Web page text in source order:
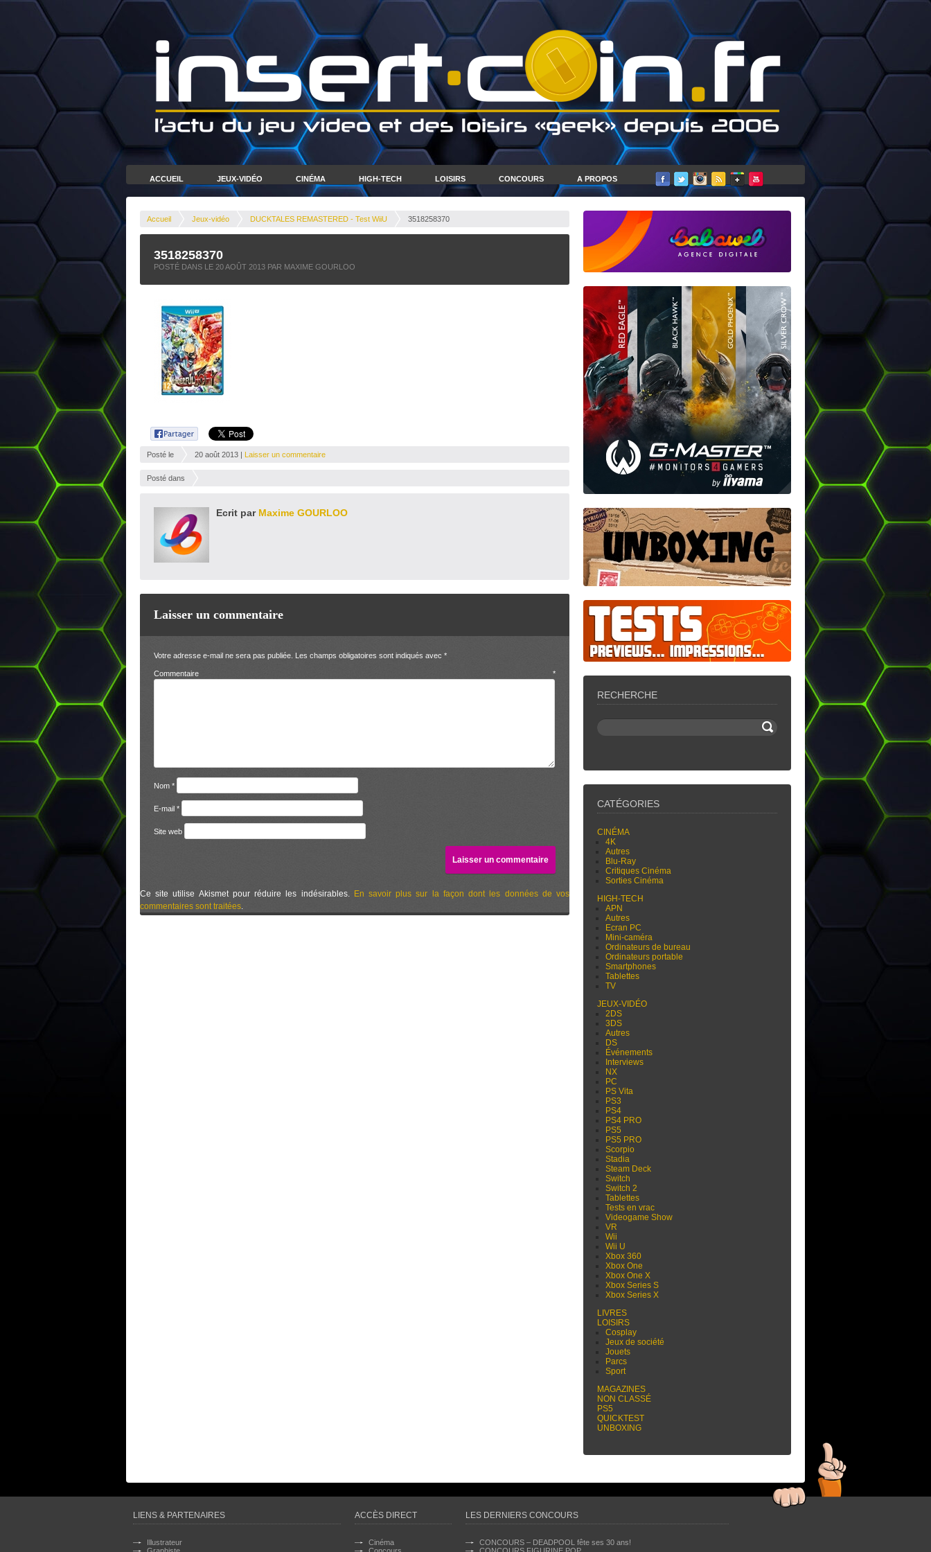
ACCUEIL JEUX-VIDÉO CINÉMA HIGH-TECH LOISIRS CONCOURS A PROPOS
Accueil Jeux-vidéo DUCKTALES REMASTERED - Test WiiU 3518258370
3518258370
POSTÉ DANS LE 20 AOÛT 2013 PAR MAXIME GOURLOO
Posté le 20 août 2013 | Laisser un commentaire
Posté dans
Ecrit par Maxime GOURLOO
Laisser un commentaire
Votre adresse e-mail ne sera pas publiée. Les champs obligatoires sont indiqués avec *
Commentaire *
Nom *
E-mail *
Site web
Ce site utilise Akismet pour réduire les indésirables. En savoir plus sur la façon dont les données de vos
commentaires sont traitées.
RECHERCHE
CATÉGORIES
CINÉMA
4K
Autres
Blu-Ray
Critiques Cinéma
Sorties Cinéma
HIGH-TECH
APN
Autres
Ecran PC
Mini-caméra
Ordinateurs de bureau
Ordinateurs portable
Smartphones
Tablettes
TV
JEUX-VIDÉO
2DS
3DS
Autres
DS
Événements
Interviews
NX
PC
PS Vita
PS3
PS4
PS4 PRO
PS5
PS5 PRO
Scorpio
Stadia
Steam Deck
Switch
Switch 2
Tablettes
Tests en vrac
Videogame Show
VR
Wii
Wii U
Xbox 360
Xbox One
Xbox One X
Xbox Series S
Xbox Series X
LIVRES
LOISIRS
Cosplay
Jeux de société
Jouets
Parcs
Sport
MAGAZINES
NON CLASSÉ
PS5
QUICKTEST
UNBOXING
LIENS & PARTENAIRES
Illustrateur
ACCÈS DIRECT
Cinéma
LES DERNIERS CONCOURS
CONCOURS – DEADPOOL fête ses 30 ans!